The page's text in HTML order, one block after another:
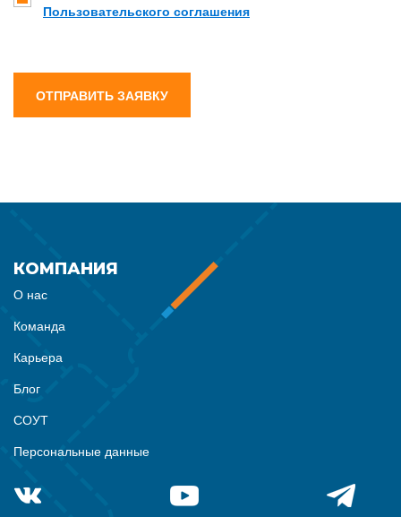
Пользовательского соглашения
ОТПРАВИТЬ ЗАЯВКУ
КОМПАНИЯ
О нас
Команда
Карьера
Блог
СОУТ
Персональные данные